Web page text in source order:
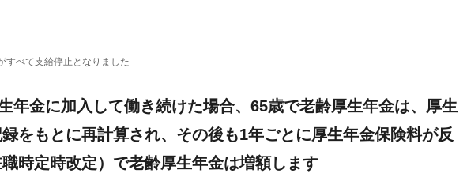
すべて支給停止となりました
年金に加入して働き続けた場合、65歳で老齢厚生年金は、厚生
をもとに再計算され、その後も1年ごとに厚生年金保険料が反
時定時改定）で老齢厚生年金は増額します